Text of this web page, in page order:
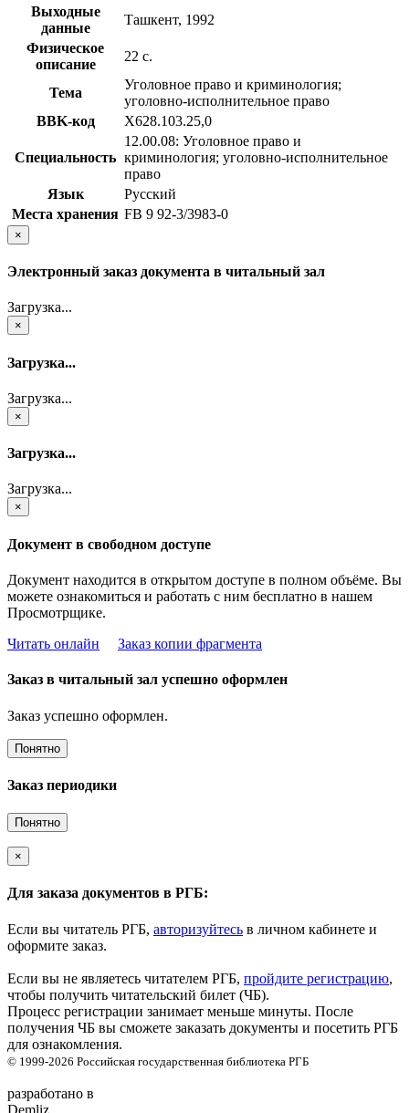
Выходные
данные
Ташкент, 1992
Физическое
описание
22 с.
Тема
Уголовное право и криминология;
уголовно-исполнительное право
BBK-код
Х628.103.25,0
Специальность
12.00.08: Уголовное право и
криминология; уголовно-исполнительное
право
Язык
Русский
Места хранения FB 9 92-3/3983-0
×
Электронный заказ документа в читальный зал
Загрузка...
×
Загрузка...
Загрузка...
×
Загрузка...
Загрузка...
×
Документ в свободном доступе
Документ находится в открытом доступе в полном объёме. Вы
можете ознакомиться и работать с ним бесплатно в нашем
Просмотрщике.
Читать онлайн
Заказ копии фрагмента
Заказ в читальный зал успешно оформлен
Заказ успешно оформлен.
Понятно
Заказ периодики
Понятно
×
Для заказа документов в РГБ:
Если вы читатель РГБ, авторизуйтесь в личном кабинете и
оформите заказ.
Если вы не являетесь читателем РГБ, пройдите регистрацию,
чтобы получить читательский билет (ЧБ).
Процесс регистрации занимает меньше минуты. После
получения ЧБ вы сможете заказать документы и посетить РГБ
для ознакомления.
© 1999-2026 Российская государственная библиотека РГБ
разработано в
Demliz